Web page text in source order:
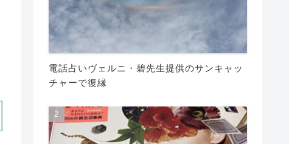
電話占いヴェルニ・碧先生提供のサンキャッ
チャーで復縁